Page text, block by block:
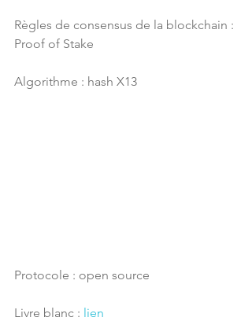
Règles de consensus de la blockchain :
Proof of Stake
Algorithme : hash X13
Protocole : open source
Livre blanc : lien